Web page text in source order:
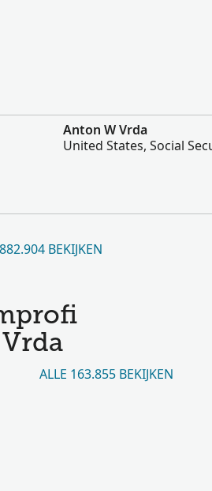
Anton W Vrda
United States, Social
BEKIJKEN
ALLE 163.855 BEKIJKEN